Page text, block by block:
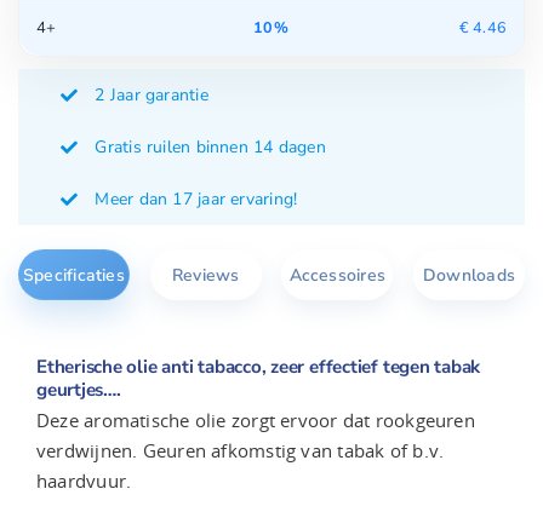
4+ 10% €4.46
2 Jaar garantie
Gratis ruilen binnen 14 dagen
Meer dan 17 jaar ervaring!
Specificaties Reviews Accessoires Downloads
Etherische olie anti tabacco, zeer effectief tegen tabak
geurtjes….
Deze aromatische olie zorgt ervoor dat rookgeuren
verdwijnen. Geuren afkomstig van tabak of b.v.
haardvuur.